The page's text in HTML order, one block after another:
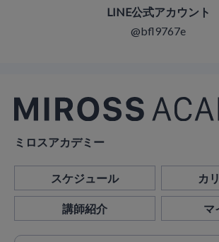
LINE公式アカウント
@bfl9767e
ミロスアカデミー
スケジュール カ
講師紹介 マ